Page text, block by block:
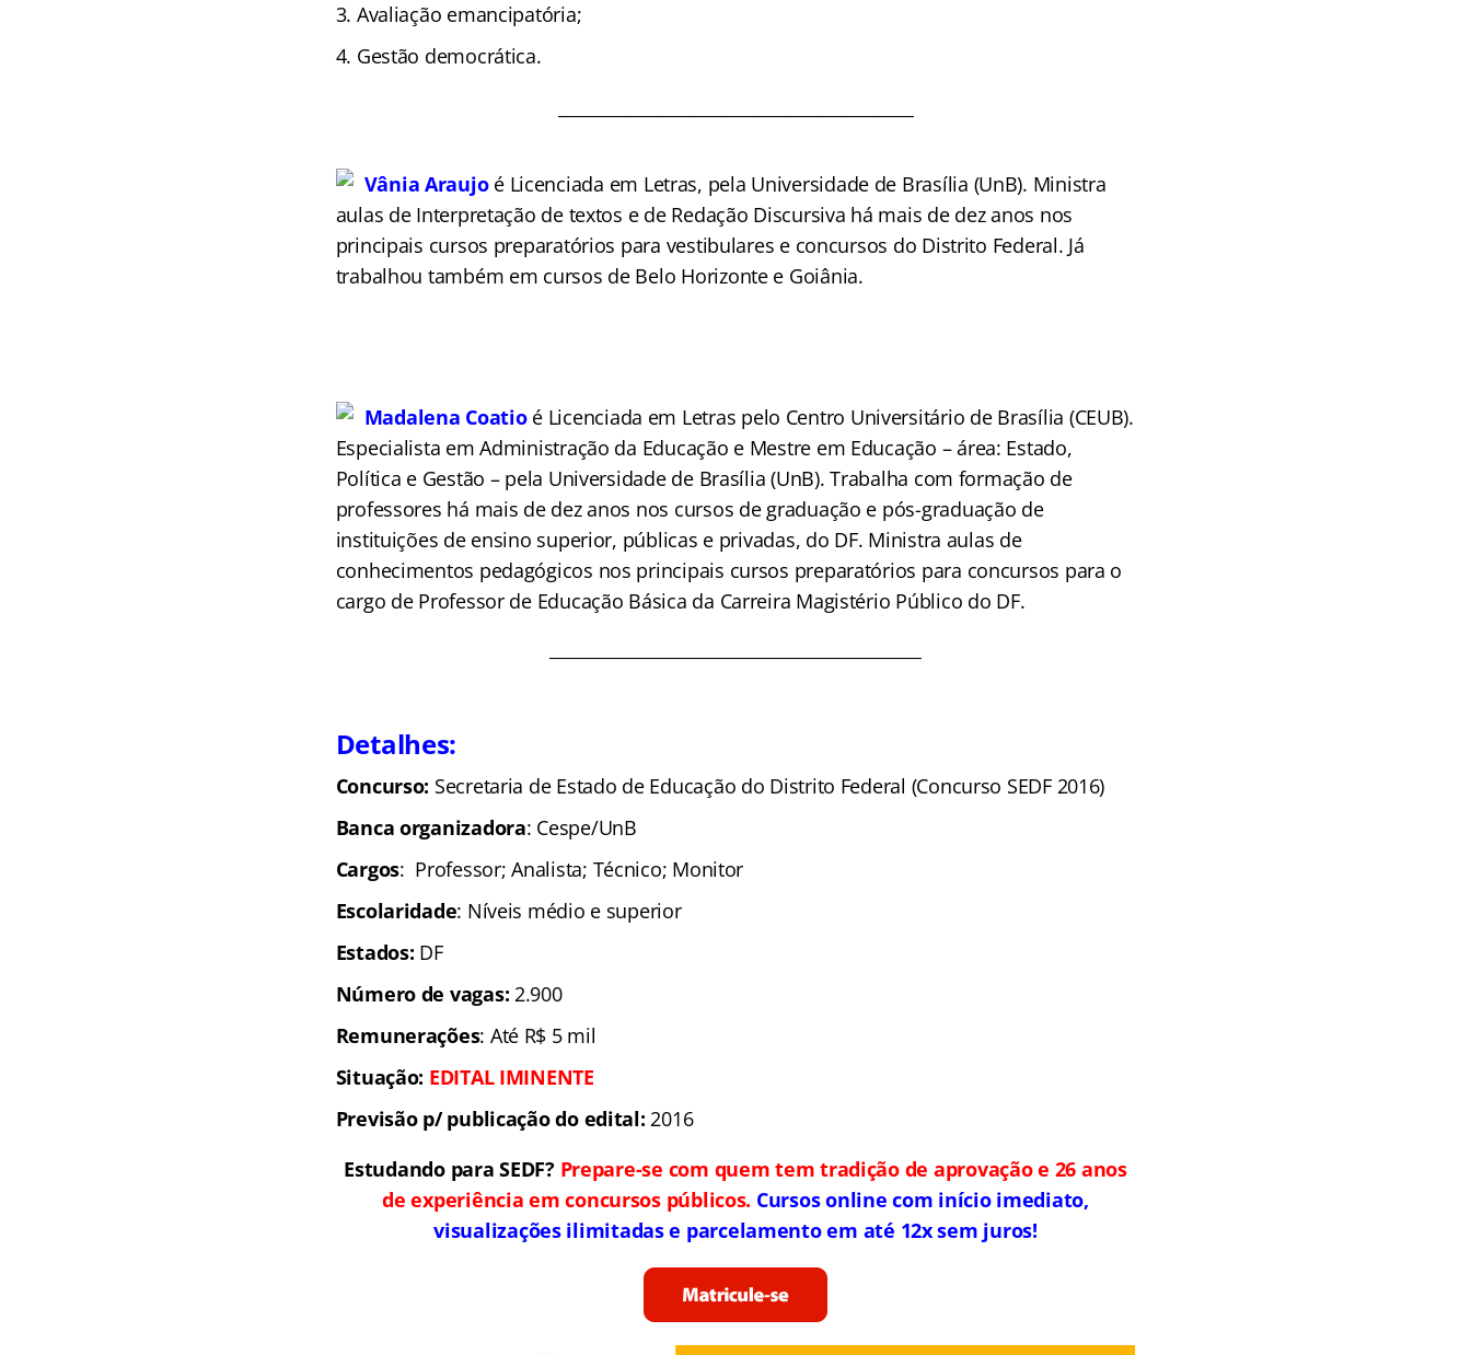
Avaliação emancipatória;
Gestão democrática.
Vânia Araujo é Licenciada em Letras, pela Universidade de Brasília (UnB). Ministra
aulas de Interpretação de textos e de Redação Discursiva há mais de dez anos nos
principais cursos preparatórios para vestibulares e concursos do Distrito Federal. Já
trabalhou também em cursos de Belo Horizonte e Goiânia.
Madalena Coatioé Licenciada em Letras pelo Centro Universitário de Brasília (CEUB).
Especialista em Administração da Educação e Mestre em Educação – área: Estado,
Política e Gestão – pela Universidade de Brasília (UnB). Trabalha com formação de
professores há mais de dez anos nos cursos de graduação e pós-graduação de
instituições de ensino superior, públicas e privadas, do DF. Ministra aulas de
conhecimentos pedagógicos nos principais cursos preparatórios para concursos para o
cargo de Professor de Educação Básica da Carreira Magistério Público do DF.
Detalhes:
Concurso: Secretaria de Estado de Educação do Distrito Federal (Concurso SEDF 2016)
Banca organizadora: Cespe/UnB
Cargos: Professor; Analista; Técnico; Monitor
Escolaridade: Níveis médio e superior
Estados: DF
Número de vagas: 2.900
Remunerações: Até R$ 5 mil
Situação: EDITAL IMINENTE
Previsão p/ publicação do edital: 2016
Estudando para SEDF? Prepare-se com quem tem tradição de aprovação e 26 anos
de experiência em concursos públicos. Cursos online com início imediato,
visualizações ilimitadas e parcelamento em até 12x sem juros!